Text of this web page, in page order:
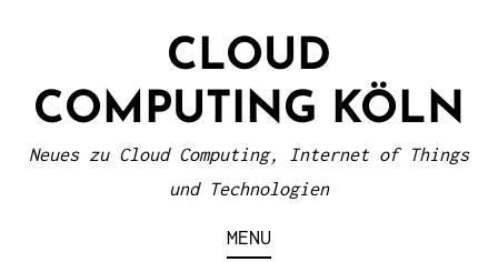
CLOUD
COMPUTING KÖLN
Neues zu Cloud Computing, Internet of Things
und Technologien
MENU